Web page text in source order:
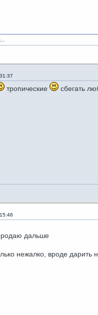
тропические сбегать
дальше
нежалко, вроде дарить